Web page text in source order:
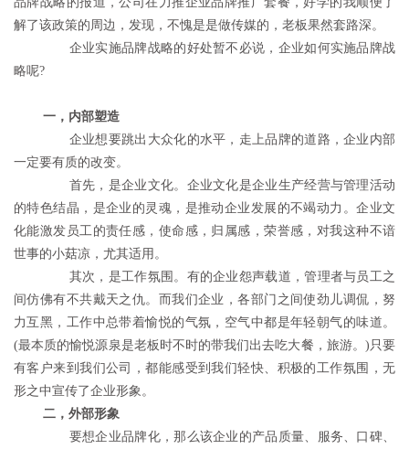
解了该政策的周边，发现，不愧是是做传媒的，老板果然套路深。
略呢?
一，内部塑造
一定要有质的改变。
的特色结晶，是企业的灵魂，是推动企业发展的不竭动力。企业文
化能激发员工的责任感，使命感，归属感，荣誉感，对我这种不谙
世事的小菇凉，尤其适用。
间仿佛有不共戴天之仇。而我们企业，各部门之间使劲儿调侃，努
力互黑，工作中总带着愉悦的气氛，空气中都是年轻朝气的味道。
(最本质的愉悦源泉是老板时不时的带我们出去吃大餐，旅游。)只要
有客户来到我们公司，都能感受到我们轻快、积极的工作氛围，无
形之中宣传了企业形象。
二，外部形象